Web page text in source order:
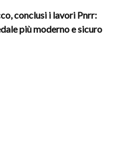
conclusi i lavori Pnrr:
più moderno e sicuro